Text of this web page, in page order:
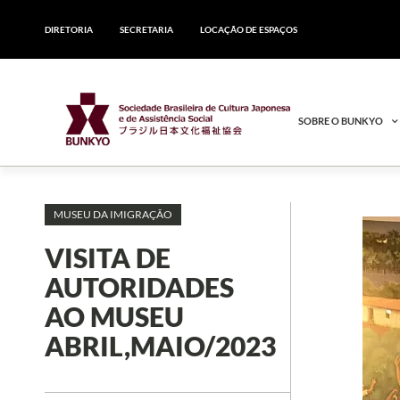
DIRETORIA SECRETARIA LOCAÇÃO DE ESPAÇOS
SOBRE O BUNKYO
MUSEU DA IMIGRAÇÃO
VISITA DE
AUTORIDADES
AO MUSEU
ABRIL,MAIO/2023